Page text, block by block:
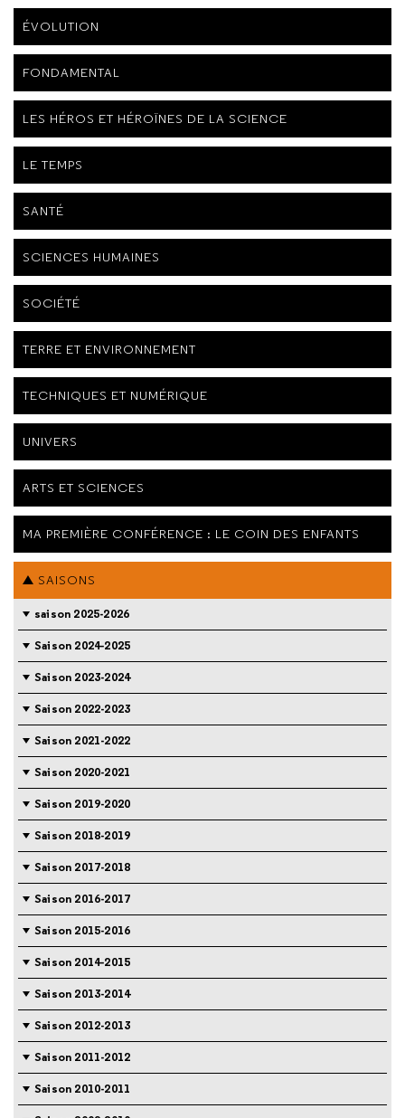
ÉVOLUTION
FONDAMENTAL
LES HÉROS ET HÉROÏNES DE LA SCIENCE
LE TEMPS
SANTÉ
SCIENCES HUMAINES
SOCIÉTÉ
TERRE ET ENVIRONNEMENT
TECHNIQUES ET NUMÉRIQUE
UNIVERS
ARTS ET SCIENCES
MA PREMIÈRE CONFÉRENCE : LE COIN DES ENFANTS
SAISONS
saison 2025-2026
Saison 2024-2025
Saison 2023-2024
Saison 2022-2023
Saison 2021-2022
Saison 2020-2021
Saison 2019-2020
Saison 2018-2019
Saison 2017-2018
Saison 2016-2017
Saison 2015-2016
Saison 2014-2015
Saison 2013-2014
Saison 2012-2013
Saison 2011-2012
Saison 2010-2011